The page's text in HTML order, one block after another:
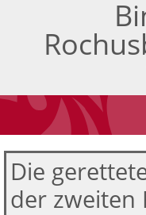
Die
der zweiten